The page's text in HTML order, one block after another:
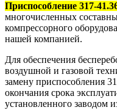
Приспособление 317-
многочисленных
компрессорного
нашей компанией.
Для обеспечения
воздушной и газовой
замену приспособления
окончания срока
установленного заводом